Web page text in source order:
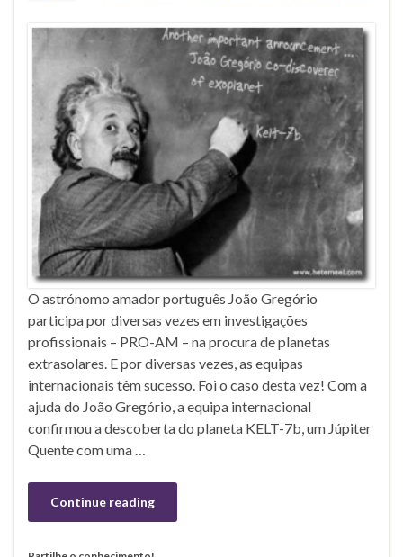
O astrónomo amador português João Gregório
participa por diversas vezes em investigações
profissionais – PRO-AM – na procura de planetas
extrasolares. E por diversas vezes, as equipas
internacionais têm sucesso. Foi o caso desta vez! Com a
ajuda do João Gregório, a equipa internacional
confirmou a descoberta do planeta KELT-7b, um Júpiter
Quente com uma …
Continue reading